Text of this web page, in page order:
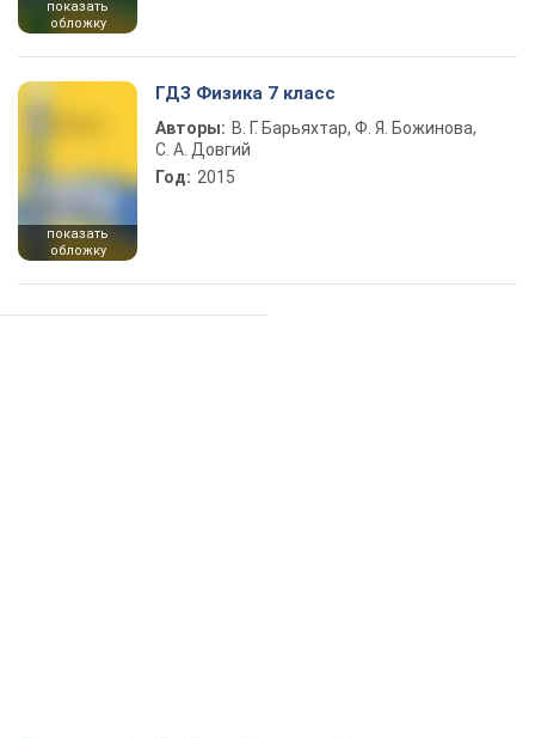
показать
обложку
показать
обложку
ГДЗ Физика 7 класс
Авторы: В. Г. Барьяхтар, Ф. Я. Божинова,
С. А. Довгий
Год: 2015